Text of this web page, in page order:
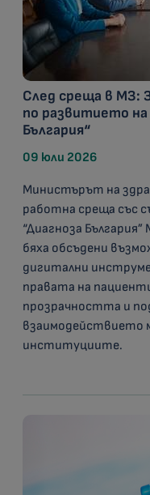
След среща в МЗ:
по развитието
България“
09 юли 2026
Министърът на
работна среща със
“Диагноза
бяха обсъдени
дигитални
правата на
прозрачността и
взаимодействието
институциите.